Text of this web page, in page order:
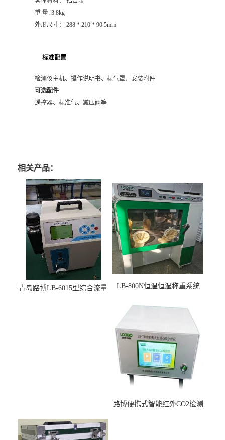
重 量: 3.8kg
外形尺寸： 288 * 210 * 90.5mm
标准配置
检测仪主机、操作说明书、标气罩、安装附件
可选配件
遥控器、标准气、减压阀等
相关产品：
青岛路博LB-6015型综合流量
LB-800N恒温恒湿称重系统
路博便携式智能红外CO2检测